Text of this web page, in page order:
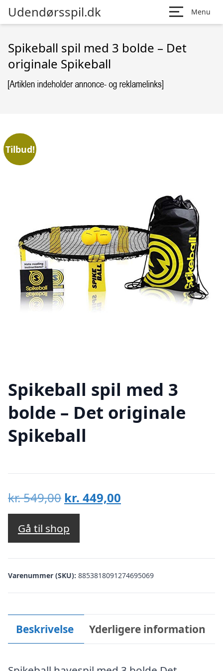
Udendørsspil.dk Menu
Spikeball spil med 3 bolde – Det
originale Spikeball
Tilbud!
Spikeball spil med 3
bolde – Det originale
Spikeball
kr.549,00 Den
oprindelige
pris
var:
kr. 549,00.
kr. 449,00
kr. 449,00.
Gå til shop
Varenummer (SKU): 8853818091274695069
Beskrivelse Yderligere information